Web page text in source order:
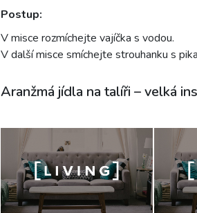
Postup:
V misce rozmíchejte vajíčka s vodou.
V další misce smíchejte strouhanku s
Aranžmá jídla na talíři – velká